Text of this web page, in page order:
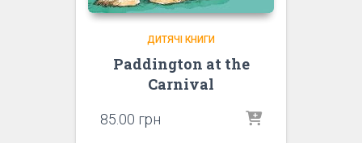
ДИТЯЧІ КНИГИ
Paddington at the
Carnival
85.00 грн